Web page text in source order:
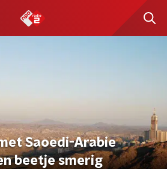
Saoedi-Arabie
beetje smerig